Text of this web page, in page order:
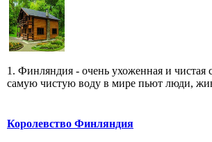
1. Финляндия - очень ухоженная и чистая
самую чистую воду в мире пьют люди,
Королевство Финляндия